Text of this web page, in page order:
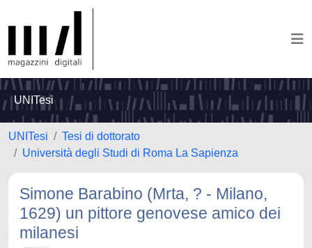
UNITesi
UNITesi
Tesi di dottorato
Università degli Studi di Roma La Sapienza
Simone Barabino (Mrta, ? - Milano,
1629) un pittore genovese amico dei
milanesi